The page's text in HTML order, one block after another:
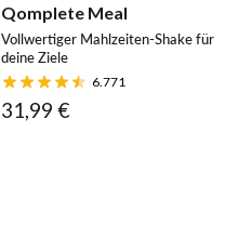
Qomplete Meal
Vollwertiger Mahlzeiten-Shake für
deine Ziele
6.771
31,99 €